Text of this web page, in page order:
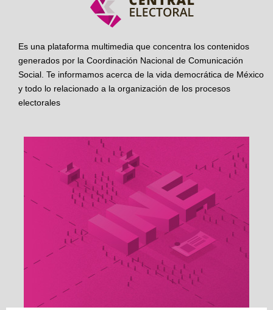
Es una plataforma multimedia que concentra los contenidos
generados por la Coordinación Nacional de Comunicación
Social. Te informamos acerca de la vida democrática de México
y todo lo relacionado a la organización de los procesos
electorales